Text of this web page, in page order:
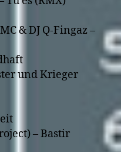
& DJ Q-Fingaz –
und Krieger
– Bastir